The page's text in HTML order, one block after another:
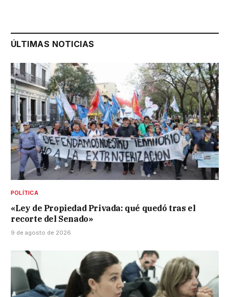
ÚLTIMAS NOTICIAS
POLÍTICA
«Ley de Propiedad Privada: qué quedó tras el
recorte del Senado»
9 de agosto de 2026